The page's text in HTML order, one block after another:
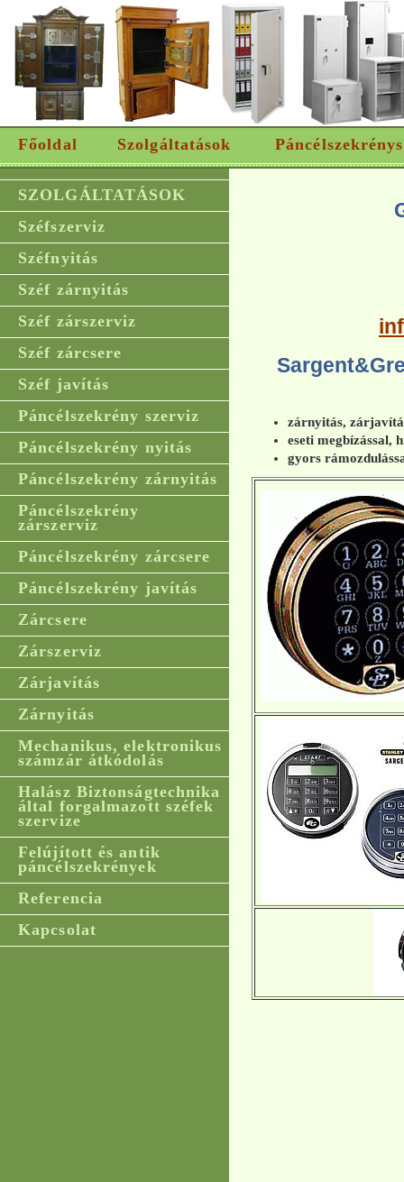
Főoldal Szolgáltatások
SZOLGÁLTATÁSOK
Széfszerviz
Széfnyitás
Széf zárnyitás
Széf zárszerviz
Széf zárcsere
Széf javítás
Páncélszekrény szerviz
Páncélszekrény nyitás
Páncélszekrény zárnyitás
Páncélszekrény
zárszerviz
Páncélszekrény zárcsere
Páncélszekrény javítás
Zárcsere
Zárszerviz
Zárjavítás
Zárnyitás
Mechanikus, elektronikus
számzár átkódolás
Halász Biztonságtechnika
által forgalmazott széfek
szervize
Felújított és antik
páncélszekrények
Referencia
Kapcsolat
zárnyitás,
eseti megbízással,
gyors